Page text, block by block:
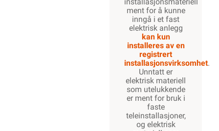
ment for å kunne
inngå i et fast
elektrisk anlegg
kan kun
installeres av en
registrert
installasjonsvirksomhet.
Unntatt er
elektrisk materiell
som utelukkende
er ment for bruk i
faste
teleinstallasjoner,
og elektrisk